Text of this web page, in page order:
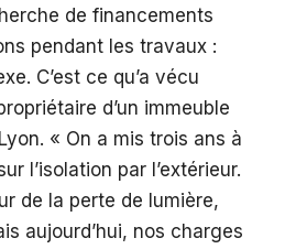
de financements
pendant les travaux :
C’est ce qu’a vécu
d’un immeuble
« On a mis trois ans à
l’isolation par l’extérieur.
de la perte de lumière,
aujourd’hui, nos charges